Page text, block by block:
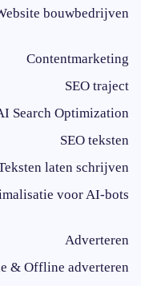
bouwbedrijven
Contentmarketing
SEO traject
Search Optimization
SEO teksten
laten schrijven
voor AI-bots
Adverteren
& Offline adverteren